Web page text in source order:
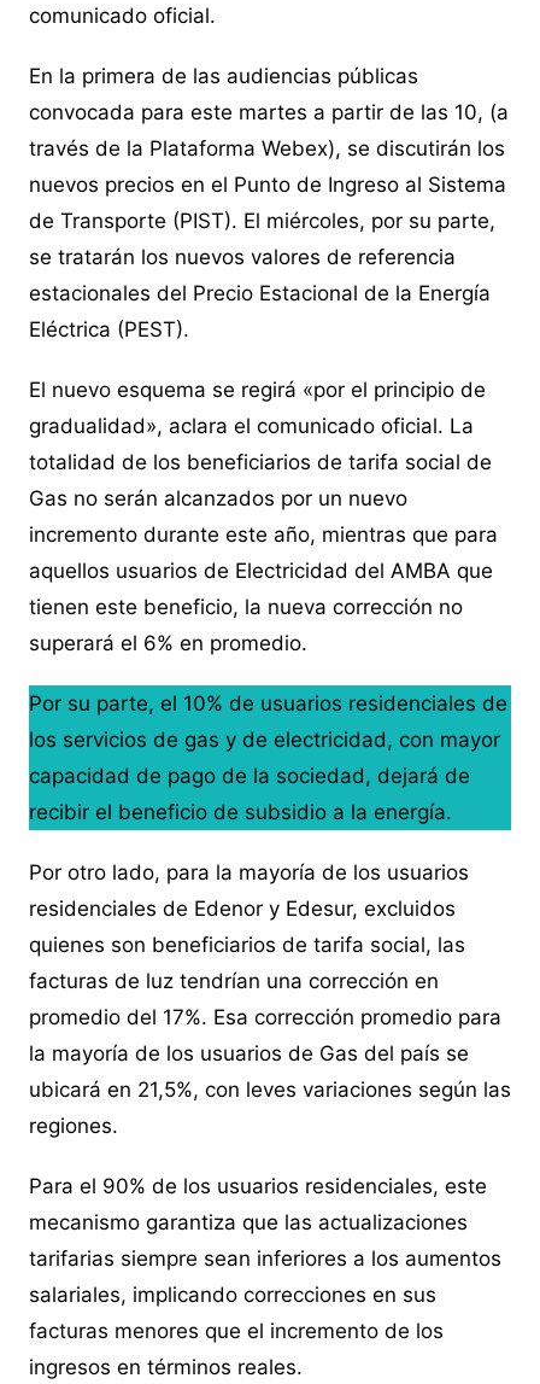
comunicado oficial.
En la primera de las audiencias públicas
convocada para este martes a partir de las 10, (a
través de la Plataforma Webex), se discutirán los
nuevos precios en el Punto de Ingreso al Sistema
de Transporte (PIST). El miércoles, por su parte,
se tratarán los nuevos valores de referencia
estacionales del Precio Estacional de la Energía
Eléctrica (PEST).
El nuevo esquema se regirá «por el principio de
gradualidad», aclara el comunicado oficial. La
totalidad de los beneficiarios de tarifa social de
Gas no serán alcanzados por un nuevo
incremento durante este año, mientras que para
aquellos usuarios de Electricidad del AMBA que
tienen este beneficio, la nueva corrección no
superará el 6% en promedio.
Por su parte, el 10% de usuarios residenciales de
los servicios de gas y de electricidad, con mayor
capacidad de pago de la sociedad, dejará de
recibir el beneficio de subsidio a la energía.
Por otro lado, para la mayoría de los usuarios
residenciales de Edenor y Edesur, excluidos
quienes son beneficiarios de tarifa social, las
facturas de luz tendrían una corrección en
promedio del 17%. Esa corrección promedio para
la mayoría de los usuarios de Gas del país se
ubicará en 21,5%, con leves variaciones según las
regiones.
Para el 90% de los usuarios residenciales, este
mecanismo garantiza que las actualizaciones
tarifarias siempre sean inferiores a los aumentos
salariales, implicando correcciones en sus
facturas menores que el incremento de los
ingresos en términos reales.